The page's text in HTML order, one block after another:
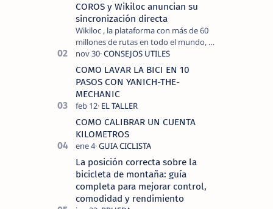
COROS y Wikiloc anuncian su
sincronización directa
Wikiloc , la plataforma con más de 60
millones de rutas en todo el mundo, y
COROS , marca de dispositivos GPS
reconocida mundialmente por su
tecnolo…
COMO LAVAR LA BICI EN 10
PASOS CON YANICH-THE-
MECHANIC
COMO CALIBRAR UN CUENTA
KILOMETROS
La posición correcta sobre la
bicicleta de montaña: guía
completa para mejorar control,
comodidad y rendimiento